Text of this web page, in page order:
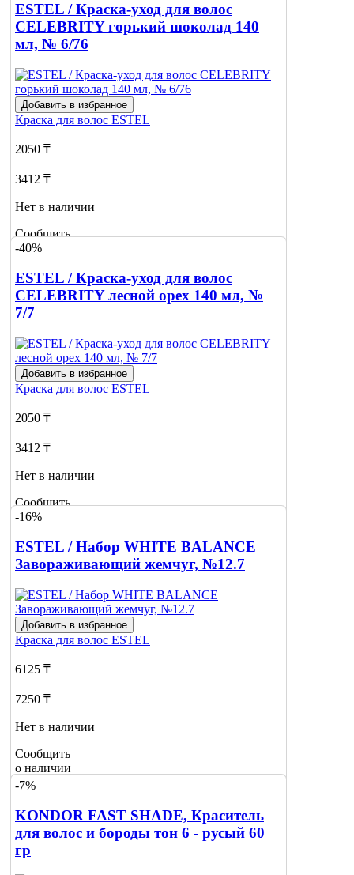
ESTEL / Краска-уход для волос
CELEBRITY горький шоколад 140
мл, № 6/76
Добавить в избранное
Краска для волос ESTEL
2050 ₸
3412 ₸
Нет в наличии
Сообщить
о наличии
-40%
ESTEL / Краска-уход для волос
CELEBRITY лесной орех 140 мл, №
7/7
Добавить в избранное
Краска для волос ESTEL
2050 ₸
3412 ₸
Нет в наличии
Сообщить
о наличии
-16%
ESTEL / Набор WHITE BALANCE
Завораживающий жемчуг, №12.7
Добавить в избранное
Краска для волос ESTEL
6125 ₸
7250 ₸
Нет в наличии
Сообщить
о наличии
-7%
KONDOR FAST SHADE, Краситель
для волос и бороды тон 6 - русый 60
гр